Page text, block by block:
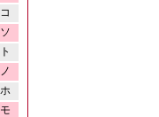
コ
ソ
ト
ノ
ホ
モ